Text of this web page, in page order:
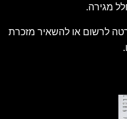
מגירה.
לרשום או להשאיר מזכרת